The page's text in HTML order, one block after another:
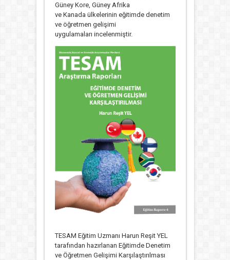
Güney Kore, Güney Afrika
ve Kanada ülkelerinin eğitimde denetim
ve öğretmen gelişimi
uygulamaları incelenmiştir.
TESAM Eğitim Uzmanı Harun Reşit YEL
tarafından hazırlanan Eğitimde Denetim
ve Öğretmen Gelişimi Karşılaştırılması